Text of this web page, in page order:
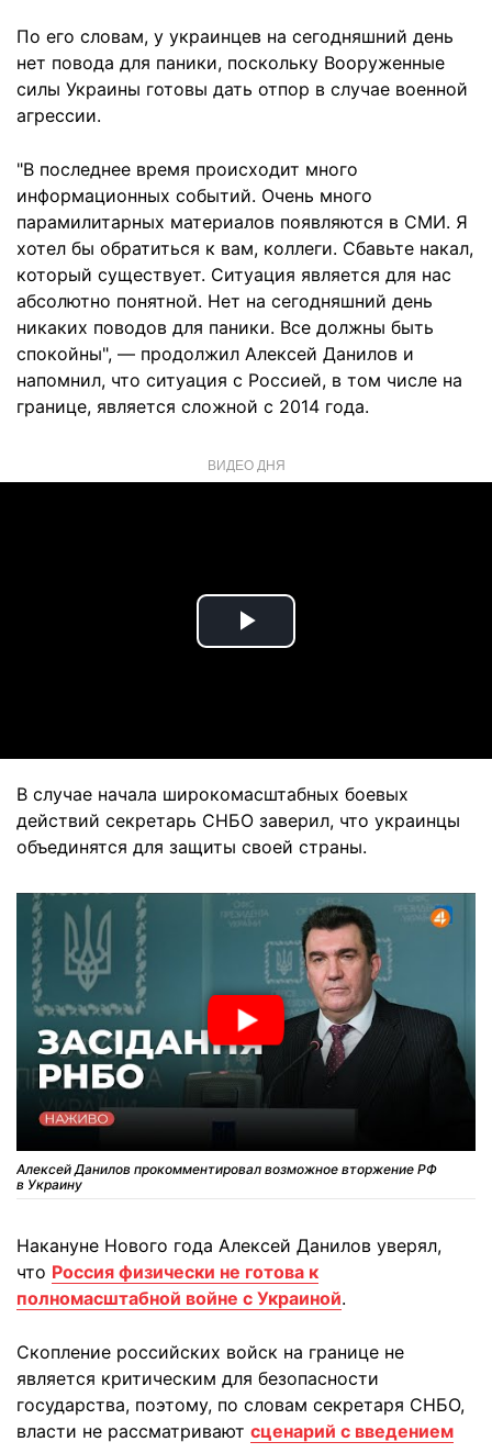
По его словам, у украинцев на сегодняшний день
нет повода для паники, поскольку Вооруженные
силы Украины готовы дать отпор в случае военной
агрессии.
"В последнее время происходит много
информационных событий. Очень много
парамилитарных материалов появляются в СМИ. Я
хотел бы обратиться к вам, коллеги. Сбавьте накал,
который существует. Ситуация является для нас
абсолютно понятной. Нет на сегодняшний день
никаких поводов для паники. Все должны быть
спокойны", — продолжил Алексей Данилов и
напомнил, что ситуация с Россией, в том числе на
границе, является сложной с 2014 года.
ВИДЕО ДНЯ
Play
В случае начала широкомасштабных боевых
действий секретарь СНБО заверил, что украинцы
объединятся для защиты своей страны.
Алексей Данилов прокомментировал возможное вторжение РФ
в Украину
Накануне Нового года Алексей Данилов уверял,
что Россия физически не готова к
полномасштабной войне с Украиной.
Скопление российских войск на границе не
является критическим для безопасности
государства, поэтому, по словам секретаря СНБО,
власти не рассматривают сценарий с введением